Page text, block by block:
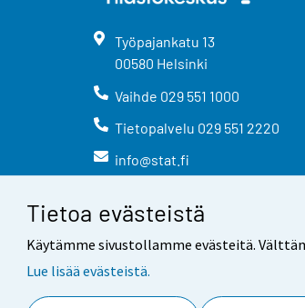
Tietoa evästeistä
Käytämme sivustollamme evästeitä.
Lue lisää evästeistä.
Työpajankatu 13
00580 Helsinki
Vaihde 029 551 1000
Tietopalvelu 029 551 2220
info@stat.fi